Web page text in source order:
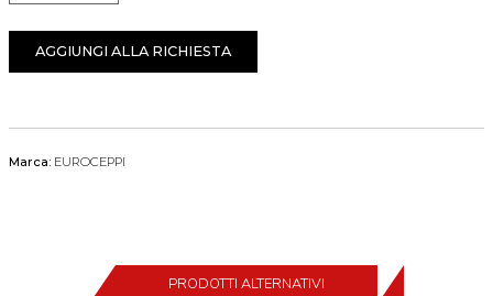
AGGIUNGI ALLA RICHIESTA
Marca: EUROCEPPI
PRODOTTI ALTERNATIVI